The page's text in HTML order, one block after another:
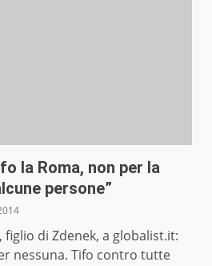
la Roma, non per la
persone”
figlio di Zdenek, a globalist.it:
nessuna. Tifo contro tutte